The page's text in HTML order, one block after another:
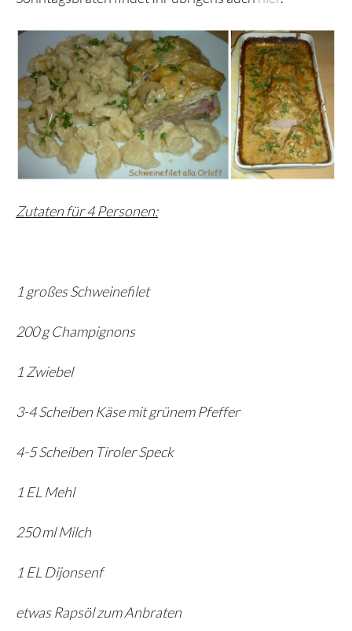
Zutaten für 4 Personen:
1 großes Schweinefilet
200 g Champignons
1 Zwiebel
3-4 Scheiben Käse mit grünem Pfeffer
4-5 Scheiben Tiroler Speck
1 EL Mehl
250 ml Milch
1 EL Dijonsenf
etwas Rapsöl zum Anbraten